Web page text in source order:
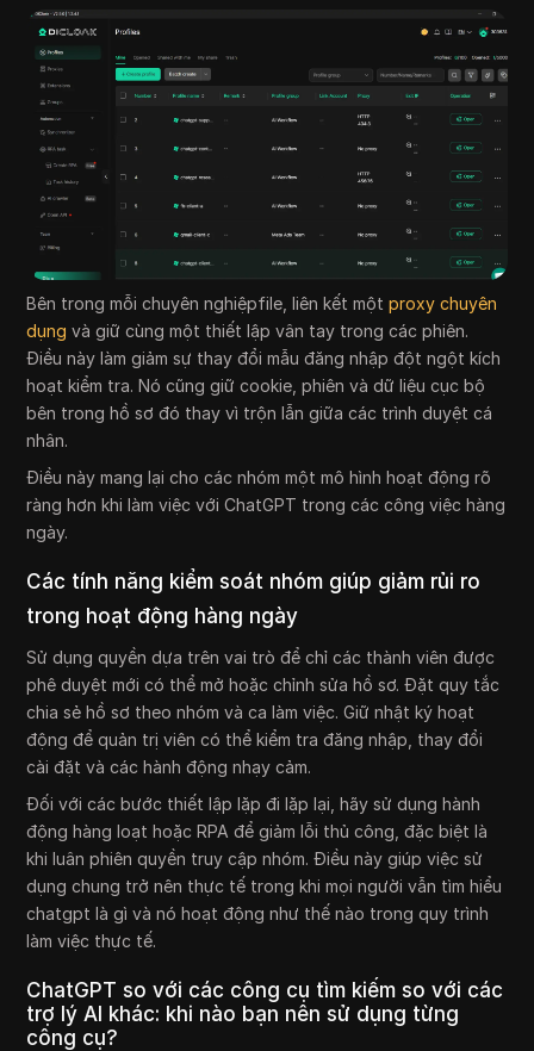
Bên trong mỗi chuyên nghiệpfile, liên kết mộtproxy chuyên
dụng và giữ cùng một thiết lập vân tay trong các phiên.
Điều này làm giảm sự thay đổi mẫu đăng nhập đột ngột kích
hoạt kiểm tra. Nó cũng giữ cookie, phiên và dữ liệu cục bộ
bên trong hồ sơ đó thay vì trộn lẫn giữa các trình duyệt cá
nhân.
Điều này mang lại cho các nhóm một mô hình hoạt động rõ
ràng hơn khi làm việc với ChatGPT trong các công việc hàng
ngày.
Các tính năng kiểm soát nhóm giúp giảm rủi ro
trong hoạt động hàng ngày
Sử dụng quyền dựa trên vai trò để chỉ các thành viên được
phê duyệt mới có thể mở hoặc chỉnh sửa hồ sơ. Đặt quy tắc
chia sẻ hồ sơ theo nhóm và ca làm việc. Giữ nhật ký hoạt
động để quản trị viên có thể kiểm tra đăng nhập, thay đổi
cài đặt và các hành động nhạy cảm.
Đối với các bước thiết lập lặp đi lặp lại, hãy sử dụng hành
động hàng loạt hoặc RPA để giảm lỗi thủ công, đặc biệt là
khi luân phiên quyền truy cập nhóm. Điều này giúp việc sử
dụng chung trở nên thực tế trong khi mọi người vẫn tìm hiểu
chatgpt là gì và nó hoạt động như thế nào trong quy trình
làm việc thực tế.
ChatGPT so với các công cụ tìm kiếm so với các
trợ lý AI khác: khi nào bạn nên sử dụng từng
công cụ?